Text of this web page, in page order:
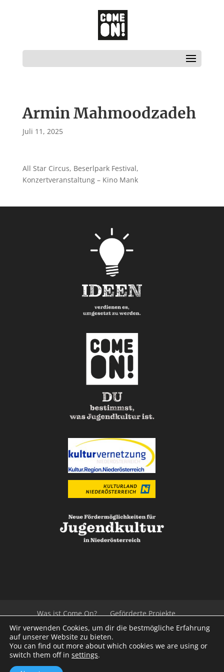
Armin Mahmoodzadeh
Juli 11, 2025
All Star Circus, Beserlpark Festival,
Konzertveranstaltung – Kino Mank
Was ist Come On?
Geförderte Projekte
Der Beirat
Impressum/Datenschutz
Links
Presse
© 2020Kulturvernetzung Niederösterreich
Wir verwenden Cookies, um dir die bestmögliche Erfahrung
auf unserer Website zu bieten.
You can find out more about which cookies we are using or
switch them off in settings.